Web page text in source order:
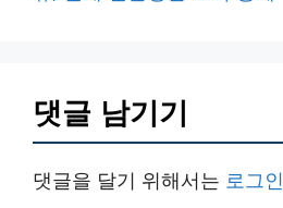
댓글 남기기
댓글을 달기 위해서는 로그인